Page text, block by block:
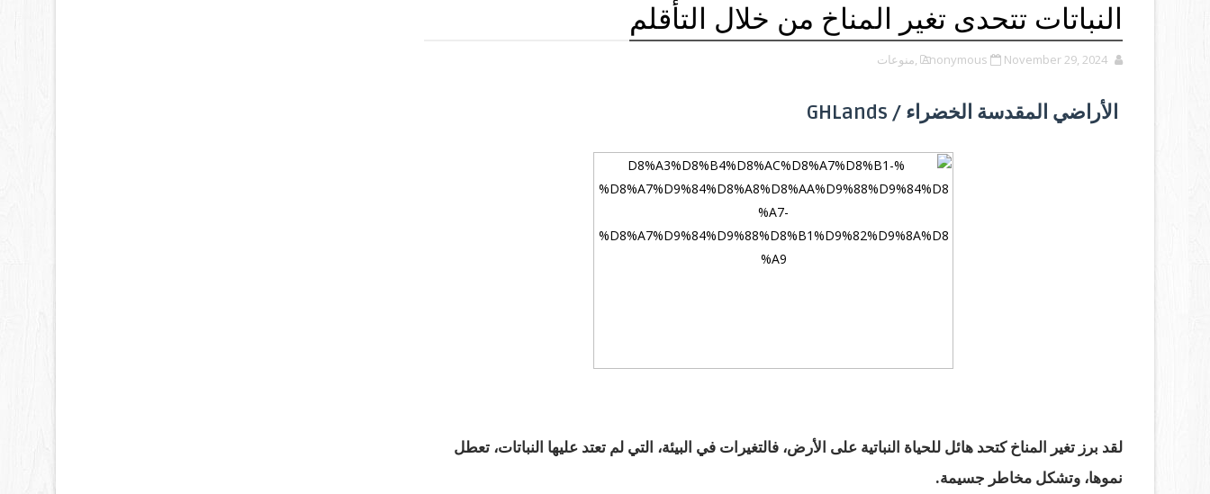
النباتات تتحدى تغير المناخ من خلال التأقلم
Anonymous November 29, 2024 ,منوعات
الأراضي المقدسة الخضراء / GHLands
لقد برز تغير المناخ كتحد هائل للحياة النباتية على الأرض، فالتغيرات في البيئة، التي لم تعتد عليها النباتات، تعطل
نموها، وتشكل مخاطر جسيمة.